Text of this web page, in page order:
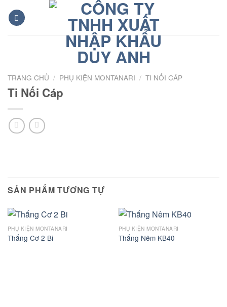
qua
TRANG CHỦ / PHỤ KIỆN MONTANARI / TI NỐI CÁP
Ti Nối Cáp
SẢN PHẨM TƯƠNG TỰ
PHỤ KIỆN MONTANARI
Thắng Cơ 2 Bi
PHỤ KIỆN MONTANARI
Thắng Nêm KB40